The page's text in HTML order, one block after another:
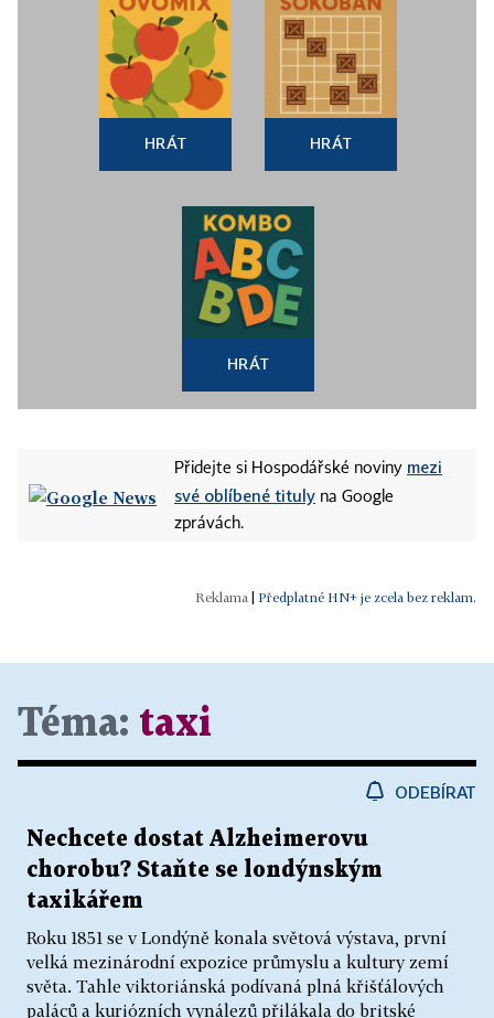
HRÁT HRÁT
HRÁT
Přidejte si Hospodářské noviny mezi
své oblíbené tituly na Google
zprávách.
Předplatné HN+ je zcela bez reklam.
Téma: taxi
ODEBÍRAT
Nechcete dostat Alzheimerovu
chorobu? Staňte se londýnským
taxikářem
Roku 1851 se v Londýně konala světová výstava, první
velká mezinárodní expozice průmyslu a kultury zemí
světa. Tahle viktoriánská podívaná plná křišťálových
paláců a kuriózních vynálezů přilákala do britské